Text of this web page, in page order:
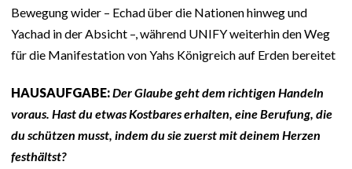
Bewegung wider – Echad über die Nationen hinweg und
Yachad in der Absicht –, während UNIFY weiterhin den Weg
für die Manifestation von Yahs Königreich auf Erden bereitet
HAUSAUFGABE:Der Glaube geht dem richtigen Handeln
voraus. Hast du etwas Kostbares erhalten, eine Berufung, die
du schützen musst, indem du sie zuerst mit deinem Herzen
festhältst?